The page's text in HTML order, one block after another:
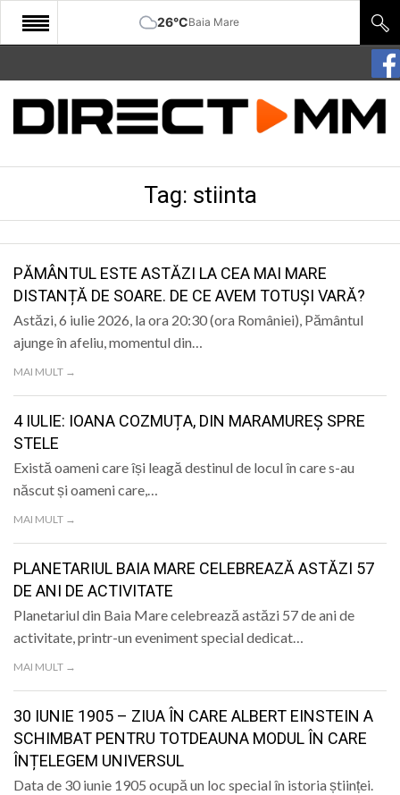
26°CBaia Mare
START
COMUNITATE
SANATATE
SPORT
SPECIAL
POLITIC
LIFE
Tag: stiinta
PĂMÂNTUL ESTE ASTĂZI LA CEA MAI MARE
DISTANȚĂ DE SOARE. DE CE AVEM TOTUȘI VARĂ?
Astăzi, 6 iulie 2026, la ora 20:30 (ora României), Pământul
ajunge în afeliu, momentul din…
MAI MULT →
4 IULIE: IOANA COZMUȚA, DIN MARAMUREȘ SPRE
STELE
Există oameni care își leagă destinul de locul în care s-au
născut și oameni care,…
MAI MULT →
PLANETARIUL BAIA MARE CELEBREAZĂ ASTĂZI 57
DE ANI DE ACTIVITATE
Planetariul din Baia Mare celebrează astăzi 57 de ani de
activitate, printr-un eveniment special dedicat…
MAI MULT →
30 IUNIE 1905 – ZIUA ÎN CARE ALBERT EINSTEIN A
SCHIMBAT PENTRU TOTDEAUNA MODUL ÎN CARE
ÎNȚELEGEM UNIVERSUL
Data de 30 iunie 1905 ocupă un loc special în istoria științei.